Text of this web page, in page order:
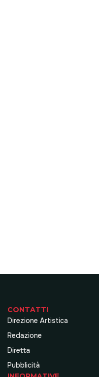
CONTATTI
Direzione Artistica
Redazione
Diretta
Pubblicità